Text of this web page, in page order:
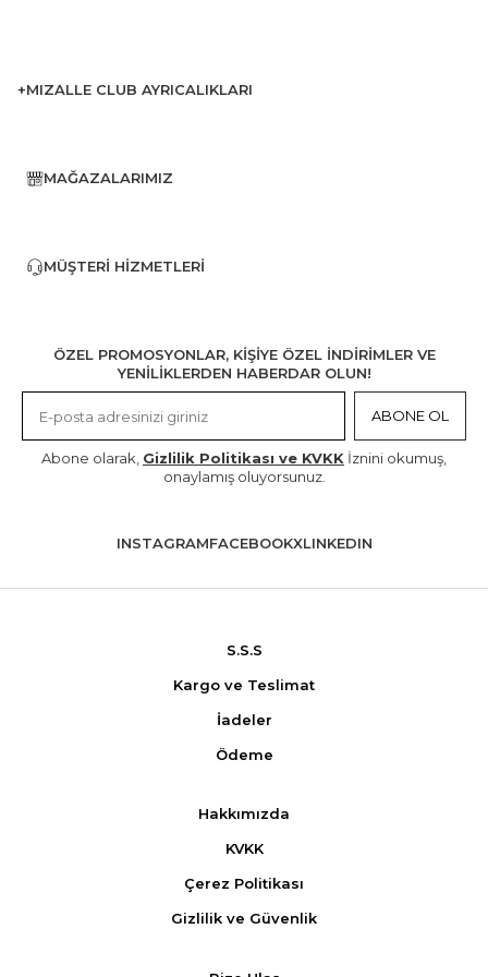
+MIZALLE CLUB AYRICALIKLARI
MAĞAZALARIMIZ
MÜŞTERI HIZMETLERI
ÖZEL PROMOSYONLAR, KİŞİYE ÖZEL İNDİRİMLER VE
YENİLİKLERDEN HABERDAR OLUN!
ABONE OL
Abone olarak, Gizlilik Politikası ve KVKK İznini okumuş,
onaylamış oluyorsunuz.
INSTAGRAMFACEBOOKXLINKEDIN
S.S.S
Kargo ve Teslimat
İadeler
Ödeme
Hakkımızda
KVKK
Çerez Politikası
Gizlilik ve Güvenlik